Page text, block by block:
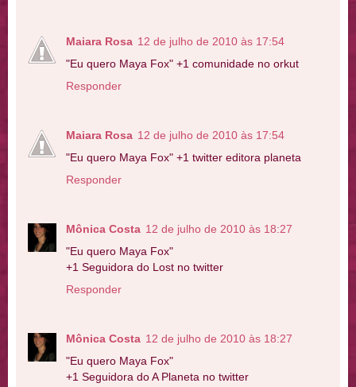
Maiara Rosa 12 de julho de 2010 às 17:54
"Eu quero Maya Fox" +1 comunidade no orkut
Responder
Maiara Rosa 12 de julho de 2010 às 17:54
"Eu quero Maya Fox" +1 twitter editora planeta
Responder
Mônica Costa 12 de julho de 2010 às 18:27
"Eu quero Maya Fox"
+1 Seguidora do Lost no twitter
Responder
Mônica Costa 12 de julho de 2010 às 18:27
"Eu quero Maya Fox"
+1 Seguidora do A Planeta no twitter